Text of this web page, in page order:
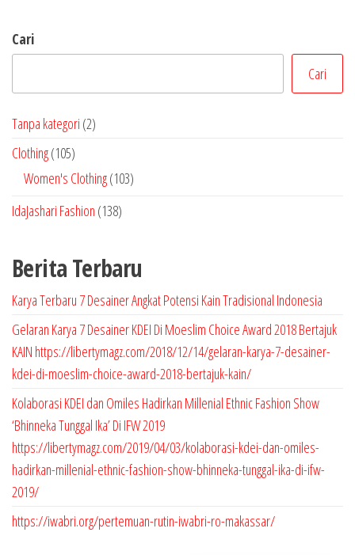
Cari
Cari
Tanpa kategori 22
o
d
Clothing 1051
0
P
o
u
k
Women's Clothing 1031
r
d
u
k
IdaJashari Fashion 1381
P
r
u
Berita Terbaru
Karya Terbaru 7 Desainer Angkat Potensi Kain Tradisional Indonesia
Gelaran Karya 7 Desainer KDEI Di Moeslim Choice Award 2018 Bertajuk
KAIN https://libertymagz.com/2018/12/14/gelaran-karya-7-desainer-
kdei-di-moeslim-choice-award-2018-bertajuk-kain/
Kolaborasi KDEI dan Omiles Hadirkan Millenial Ethnic Fashion Show
‘Bhinneka Tunggal Ika’ Di IFW 2019
https://libertymagz.com/2019/04/03/kolaborasi-kdei-dan-omiles-
hadirkan-millenial-ethnic-fashion-show-bhinneka-tunggal-ika-di-ifw-
2019/
https://iwabri.org/pertemuan-rutin-iwabri-ro-makassar/